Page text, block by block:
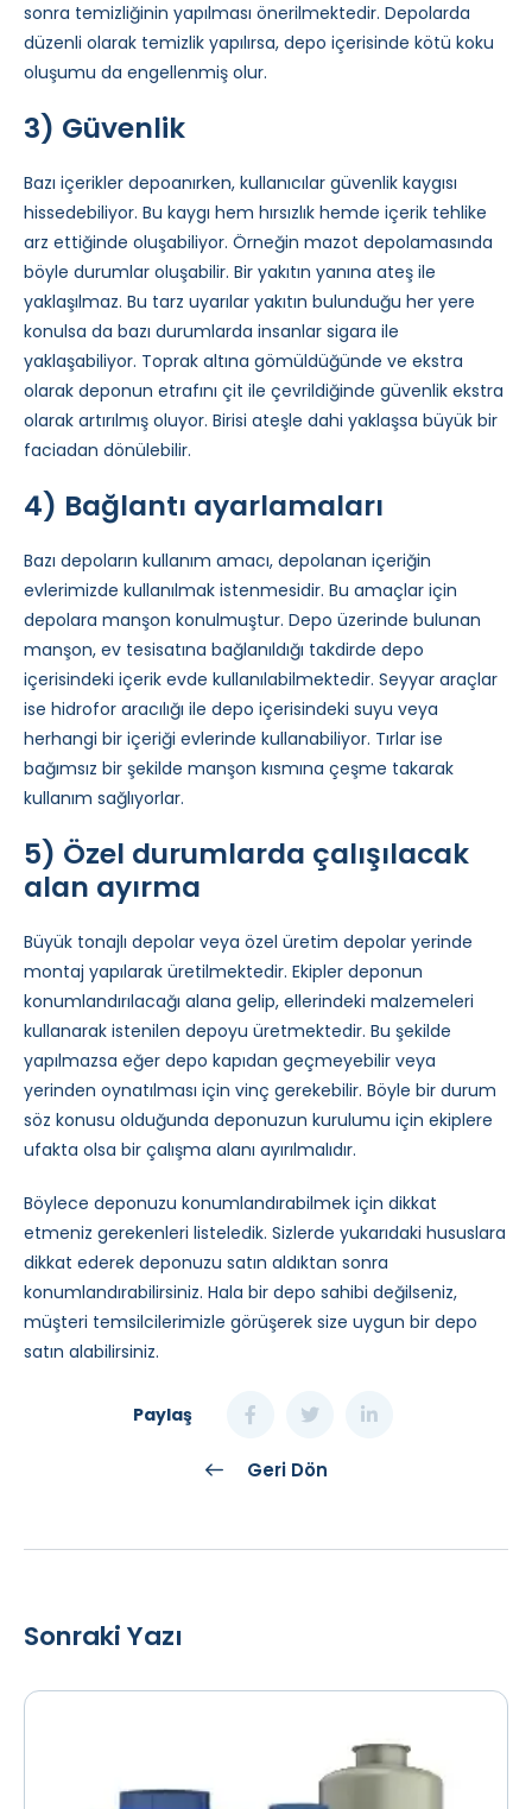
sonra temizliğinin yapılması önerilmektedir. Depolarda
düzenli olarak temizlik yapılırsa, depo içerisinde kötü koku
oluşumu da engellenmiş olur.
3) Güvenlik
Bazı içerikler depoanırken, kullanıcılar güvenlik kaygısı
hissedebiliyor. Bu kaygı hem hırsızlık hemde içerik tehlike
arz ettiğinde oluşabiliyor. Örneğin mazot depolamasında
böyle durumlar oluşabilir. Bir yakıtın yanına ateş ile
yaklaşılmaz. Bu tarz uyarılar yakıtın bulunduğu her yere
konulsa da bazı durumlarda insanlar sigara ile
yaklaşabiliyor. Toprak altına gömüldüğünde ve ekstra
olarak deponun etrafını çit ile çevrildiğinde güvenlik ekstra
olarak artırılmış oluyor. Birisi ateşle dahi yaklaşsa büyük bir
faciadan dönülebilir.
4) Bağlantı ayarlamaları
Bazı depoların kullanım amacı, depolanan içeriğin
evlerimizde kullanılmak istenmesidir. Bu amaçlar için
depolara manşon konulmuştur. Depo üzerinde bulunan
manşon, ev tesisatına bağlanıldığı takdirde depo
içerisindeki içerik evde kullanılabilmektedir. Seyyar araçlar
ise hidrofor aracılığı ile depo içerisindeki suyu veya
herhangi bir içeriği evlerinde kullanabiliyor. Tırlar ise
bağımsız bir şekilde manşon kısmına çeşme takarak
kullanım sağlıyorlar.
5) Özel durumlarda çalışılacak
alan ayırma
Büyük tonajlı depolar veya özel üretim depolar yerinde
montaj yapılarak üretilmektedir. Ekipler deponun
konumlandırılacağı alana gelip, ellerindeki malzemeleri
kullanarak istenilen depoyu üretmektedir. Bu şekilde
yapılmazsa eğer depo kapıdan geçmeyebilir veya
yerinden oynatılması için vinç gerekebilir. Böyle bir durum
söz konusu olduğunda deponuzun kurulumu için ekiplere
ufakta olsa bir çalışma alanı ayırılmalıdır.
Böylece deponuzu konumlandırabilmek için dikkat
etmeniz gerekenleri listeledik. Sizlerde yukarıdaki hususlara
dikkat ederek deponuzu satın aldıktan sonra
konumlandırabilirsiniz. Hala bir depo sahibi değilseniz,
müşteri temsilcilerimizle görüşerek size uygun bir depo
satın alabilirsiniz.
Paylaş
Geri Dön
Sonraki Yazı